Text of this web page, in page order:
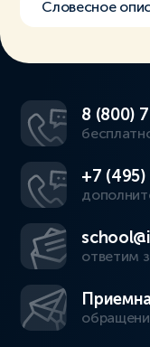
Словесное
8 (800)
+7
ответим